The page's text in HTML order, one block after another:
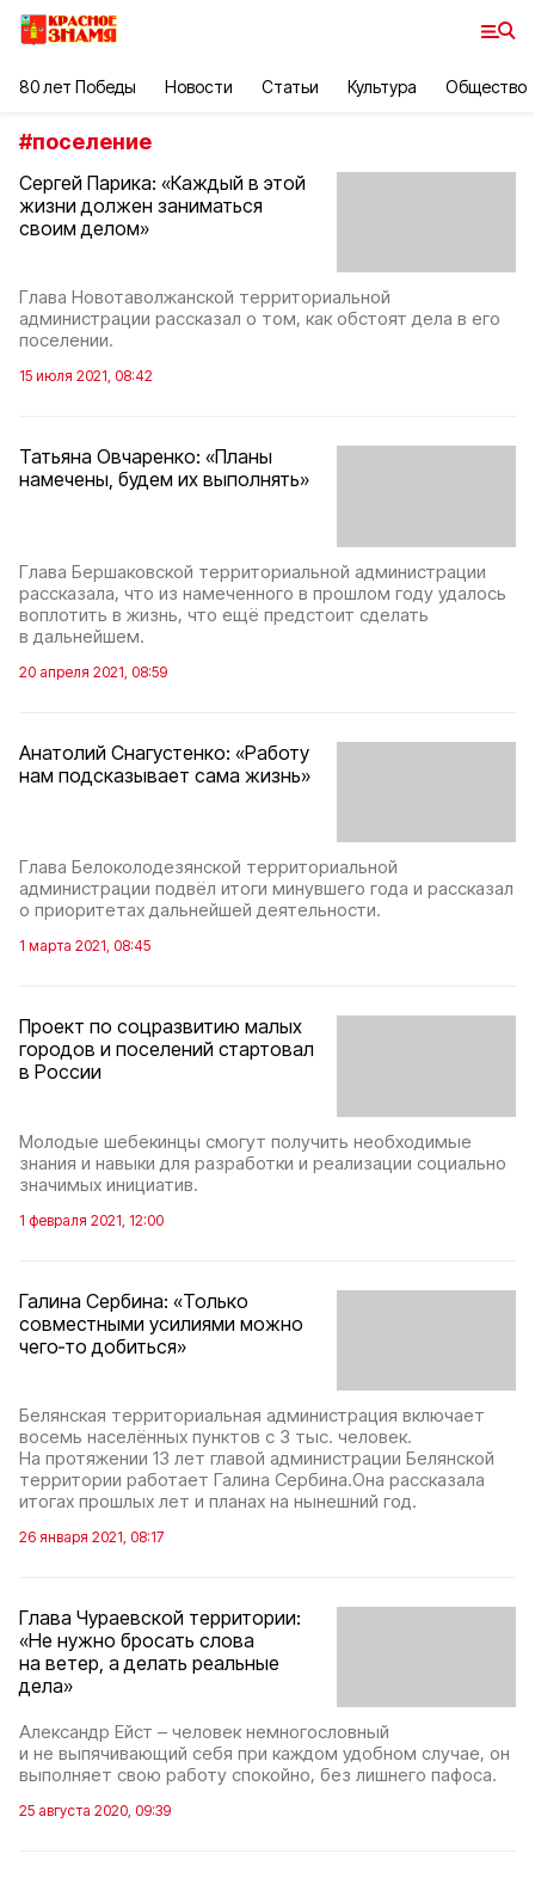
80 лет Победы Новости Статьи Культура Общество
#поселение
Сергей Парика: «Каждый в этой
жизни должен заниматься
своим делом»
Глава Новотаволжанской территориальной
администрации рассказал о том, как обстоят дела в его
поселении.
15 июля 2021, 08:42
Татьяна Овчаренко: «Планы
намечены, будем их выполнять»
Глава Бершаковской территориальной администрации
рассказала, что из намеченного в прошлом году удалось
воплотить в жизнь, что ещё предстоит сделать
в дальнейшем.
20 апреля 2021, 08:59
Анатолий Снагустенко: «Работу
нам подсказывает сама жизнь»
Глава Белоколодезянской территориальной
администрации подвёл итоги минувшего года и рассказал
о приоритетах дальнейшей деятельности.
1 марта 2021, 08:45
Проект по соцразвитию малых
городов и поселений стартовал
в России
Молодые шебекинцы смогут получить необходимые
знания и навыки для разработки и реализации социально
значимых инициатив.
1 февраля 2021, 12:00
Галина Сербина: «Только
совместными усилиями можно
чего‑то добиться»
Белянская территориальная администрация включает
восемь населённых пунктов с 3 тыс. человек.
На протяжении 13 лет главой администрации Белянской
территории работает Галина Сербина.Она рассказала
итогах прошлых лет и планах на нынешний год.
26 января 2021, 08:17
Глава Чураевской территории:
«Не нужно бросать слова
на ветер, а делать реальные
дела»
Александр Ейст – человек немногословный
и не выпячивающий себя при каждом удобном случае, он
выполняет свою работу спокойно, без лишнего пафоса.
25 августа 2020, 09:39